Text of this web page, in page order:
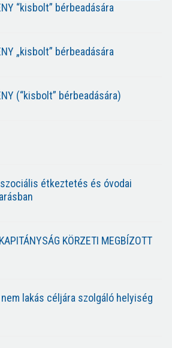
“kisbolt” bérbeadására
„kisbolt” bérbeadására
(“kisbolt” bérbeadására)
étkeztetés és óvodai
KÖRZETI MEGBÍZOTT
lakás céljára szolgáló helyiség